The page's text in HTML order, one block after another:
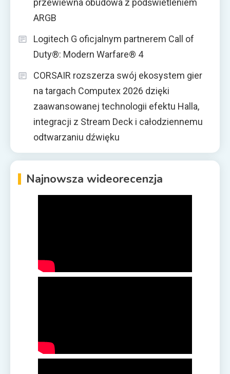
przewiewna obudowa z podświetleniem
ARGB
Logitech G oficjalnym partnerem Call of
Duty®: Modern Warfare® 4
CORSAIR rozszerza swój ekosystem gier
na targach Computex 2026 dzięki
zaawansowanej technologii efektu Halla,
integracji z Stream Deck i całodziennemu
odtwarzaniu dźwięku
Najnowsza wideorecenzja